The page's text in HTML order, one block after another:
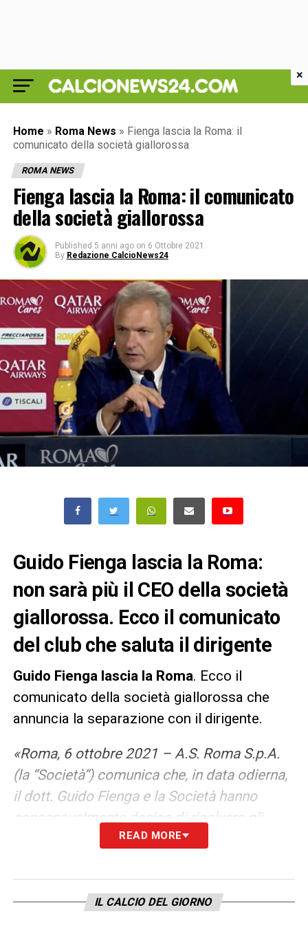
Home » Roma News » Fienga lascia la Roma: il
comunicato della società giallorossa
ROMA NEWS
Fienga lascia la Roma: il comunicato
della società giallorossa
Published 5 anni ago on 6 Ottobre 2021
By Redazione CalcioNews24
Guido Fienga lascia la Roma:
non sarà più il CEO della società
giallorossa. Ecco il comunicato
del club che saluta il dirigente
Guido Fienga lascia la Roma. Ecco il
comunicato della società giallorossa che
annuncia la separazione con il dirigente.
«Roma, 6 ottobre 2021 – A.S. Roma S.p.A.
(la “Società”) comunica che, in data odierna,
il dott. Guido Fienga e la Società hanno
consensualmente deciso di risolvere gli
incarichi detenuti dal dott. Fienga quale
Consiglio di Amministrazione e del Comitato
Esecutivo della Società. Le parti hanno
READ MORE
IL CALCIO DEL GIORNO
×